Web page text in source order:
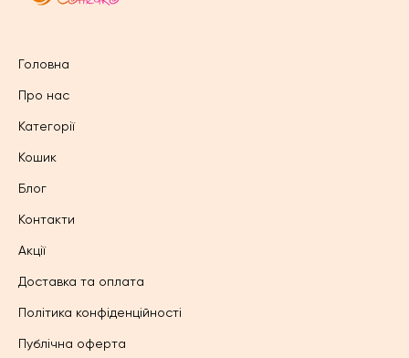
Головна
Про нас
Категорії
Кошик
Блог
Контакти
Акції
Доставка та оплата
Політика конфіденційності
Публічна оферта